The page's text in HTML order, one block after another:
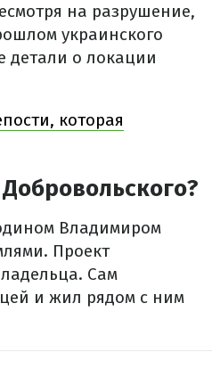
на разрушение,
украинского
детали о локации
которая
Владимиром
Проект
Сам
и жил рядом с ним